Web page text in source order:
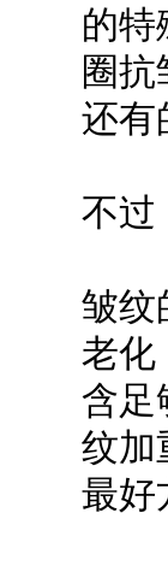
的特
圈
还有
不过
皱纹
老化
含足
纹加
最好